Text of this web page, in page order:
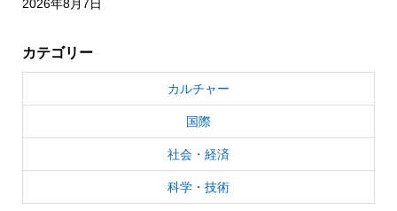
2026年8月7日
カテゴリー
カルチャー
国際
社会・経済
科学・技術